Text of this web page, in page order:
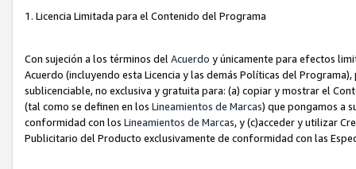
1. Licencia Limitada para el Contenido del Programa
Con sujeción a los términos del Acuerdo y únicamente para efectos
Acuerdo (incluyendo esta Licencia y las demás Políticas del
sublicenciable, no exclusiva y gratuita para: (a) copiar y mostrar el
(tal como se definen en los Lineamientos de Marcas) que pongamos a
conformidad con los Lineamientos de Marcas, y (c)acceder y utilizar
Publicitario del Producto exclusivamente de conformidad con las